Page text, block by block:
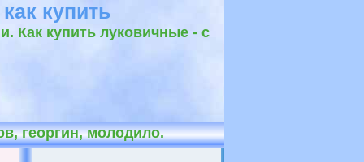
купить
Как купить луковичные - с
георгин, молодило.